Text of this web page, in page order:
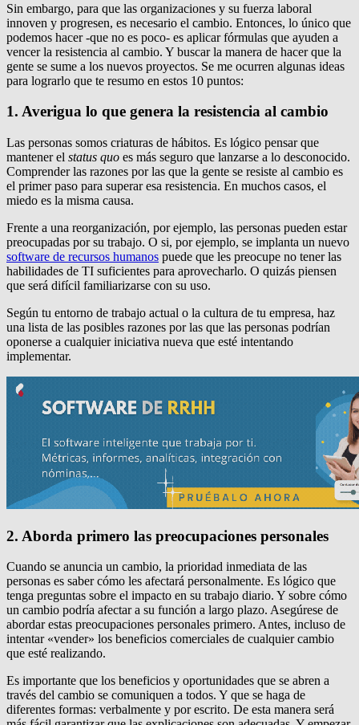
Sin embargo, para que las organizaciones y su fuerza laboral
innoven y progresen, es necesario el cambio. Entonces, lo único que
podemos hacer -que no es poco- es aplicar fórmulas que ayuden a
vencer la resistencia al cambio. Y buscar la manera de hacer que la
gente se sume a los nuevos proyectos. Se me ocurren algunas ideas
para lograrlo que te resumo en estos 10 puntos:
1. Averigua lo que genera la resistencia al cambio
Las personas somos criaturas de hábitos. Es lógico pensar que
mantener el status quo es más seguro que lanzarse a lo desconocido.
Comprender las razones por las que la gente se resiste al cambio es
el primer paso para superar esa resistencia. En muchos casos, el
miedo es la misma causa.
Frente a una reorganización, por ejemplo, las personas pueden estar
preocupadas por su trabajo. O si, por ejemplo, se implanta un nuevo
software de recursos humanos puede que les preocupe no tener las
habilidades de TI suficientes para aprovecharlo. O quizás piensen
que será difícil familiarizarse con su uso.
Según tu entorno de trabajo actual o la cultura de tu empresa, haz
una lista de las posibles razones por las que las personas podrían
oponerse a cualquier iniciativa nueva que esté intentando
implementar.
2. Aborda primero las preocupaciones personales
Cuando se anuncia un cambio, la prioridad inmediata de las
personas es saber cómo les afectará personalmente. Es lógico que
tenga preguntas sobre el impacto en su trabajo diario. Y sobre cómo
un cambio podría afectar a su función a largo plazo. Asegúrese de
abordar estas preocupaciones personales primero. Antes, incluso de
intentar «vender» los beneficios comerciales de cualquier cambio
que esté realizando.
Es importante que los beneficios y oportunidades que se abren a
través del cambio se comuniquen a todos. Y que se haga de
diferentes formas: verbalmente y por escrito. De esta manera será